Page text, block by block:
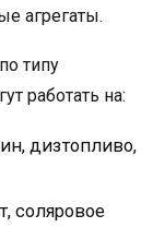
агрегаты.
типу
работать на:
дизтопливо,
соляровое